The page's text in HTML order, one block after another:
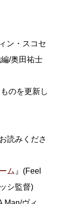
ン・スコセ
/奥田祐士
のを更新し
読みくださ
ム 』(Feel
シ監督)